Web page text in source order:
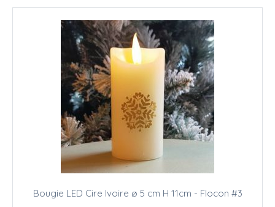
Bougie LED Cire Ivoire ø 5 cm H 11cm - Flocon #3